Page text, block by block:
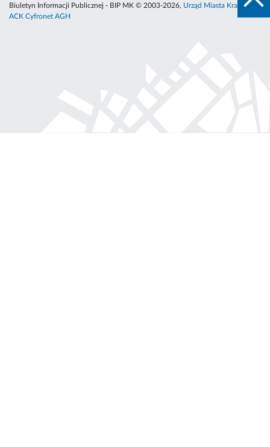
Biuletyn Informacji Publicznej - BIP MK © 2003-2026, Urząd Miasta Krakowa
ACK Cyfronet AGH